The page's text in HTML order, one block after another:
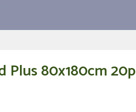
Plus 80x180cm 20p